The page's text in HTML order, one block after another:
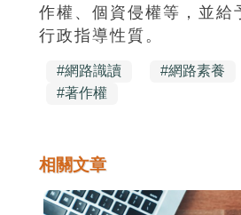
作權、個資侵權等，並給
行政指導性質。
#網路識讀 #網路素養
#著作權
相關文章